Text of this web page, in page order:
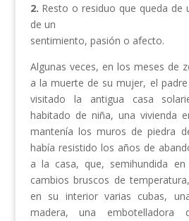
2. Resto o residuo que queda de
de un
sentimiento, pasión o afecto.
Algunas veces, en los meses de
a la muerte de su mujer, el
visitado la antigua casa
habitado de niña, una vivienda
mantenía los muros de piedra
había resistido los años de
a la casa, que, semihundida
cambios bruscos de
en su interior varias cubas,
madera, una